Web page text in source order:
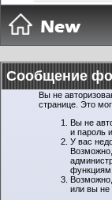
Сообщение
Вы не
странице. Это
Вы не
и пароль
У вас
функциям.
или вы не